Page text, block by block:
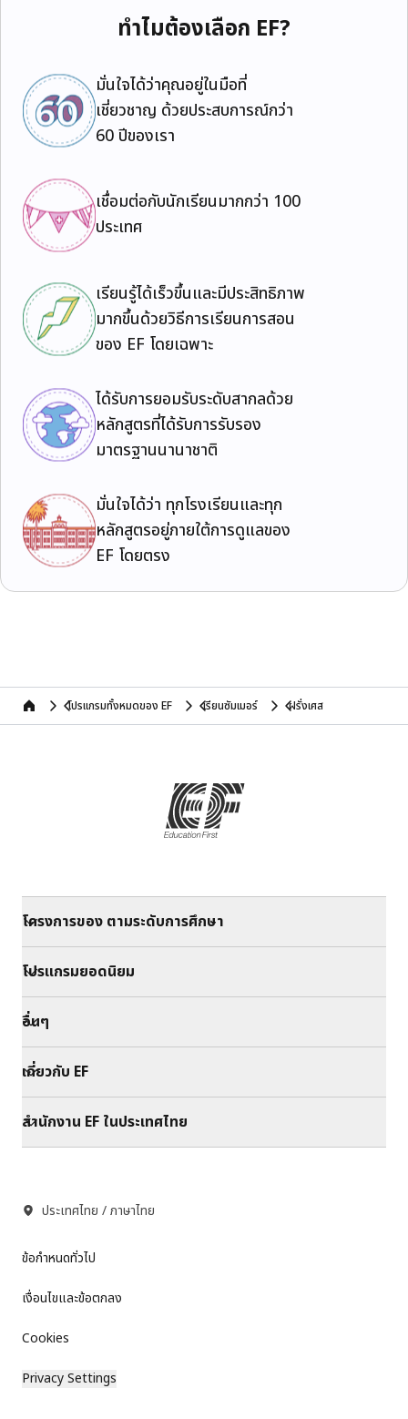
ทำไมต้องเลือก EF?
มั่นใจได้ว่าคุณอยู่ในมือที่
เชี่ยวชาญ ด้วยประสบการณ์กว่า
60 ปีของเรา
เชื่อมต่อกับนักเรียนมากกว่า 100
ประเทศ
เรียนรู้ได้เร็วขึ้นและมีประสิทธิภาพ
มากขึ้นด้วยวิธีการเรียนการสอน
ของ EF โดยเฉพาะ
ได้รับการยอมรับระดับสากลด้วย
หลักสูตรที่ได้รับการรับรอง
มาตรฐานนานาชาติ
มั่นใจได้ว่า ทุกโรงเรียนและทุก
หลักสูตรอยู่ภายใต้การดูแลของ
EF โดยตรง
home โปรแกรมทั้งหมดของ EF เรียนซัมเมอร์ ฝรั่งเศส
โครงการของ ตามระดับการศึกษา
โปรแกรมยอดนิยม
อื่นๆ
เกี่ยวกับ EF
สำนักงาน EF ในประเทศไทย
ประเทศไทย / ภาษาไทย
ข้อกำหนดทั่วไป
เงื่อนไขและข้อตกลง
Cookies
Privacy Settings